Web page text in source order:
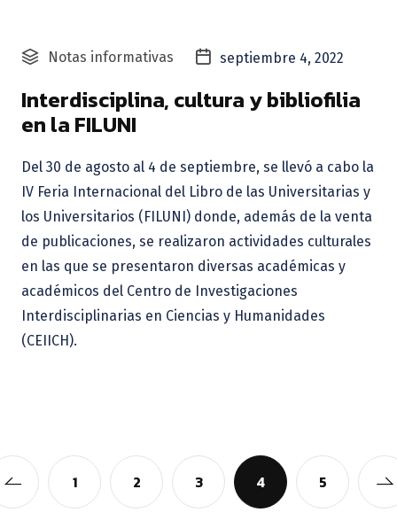
Notas informativas septiembre 4, 2022
Interdisciplina, cultura y bibliofilia
en la FILUNI
Del 30 de agosto al 4 de septiembre, se llevó a cabo la
IV Feria Internacional del Libro de las Universitarias y
los Universitarios (FILUNI) donde, además de la venta
de publicaciones, se realizaron actividades culturales
en las que se presentaron diversas académicas y
académicos del Centro de Investigaciones
Interdisciplinarias en Ciencias y Humanidades
(CEIICH).
1 2 3 4 5